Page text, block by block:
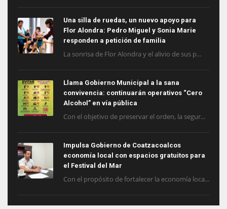
Una silla de ruedas, un nuevo apoyo para
Flor Alondra: Pedro Miguel y Sonia Marie
responden a petición de familia
La sonrisa de Flor Alondra y el alivio de sus p...
Llama Gobierno Municipal a la sana
convivencia: continuarán operativos “Cero
Alcohol” en vía pública
Con el objetivo de preservar el orden, la segur...
Impulsa Gobierno de Coatzacoalcos
economía local con espacios gratuitos para
el Festival del Mar
Con el propósito de fortalecer la economía loca...